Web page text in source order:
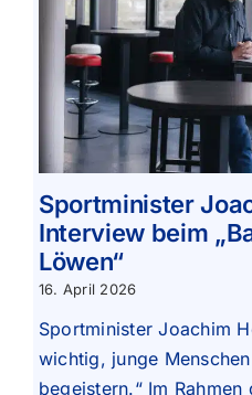
Sportminister
Interview beim
Löwen“
16. April 2026
Sportminister Joachim
wichtig, junge
begeistern.“ Im